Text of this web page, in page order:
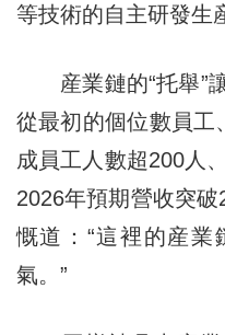
等技術的自主研發生
産業鏈的“托舉”讓
從最初的個位數員工
成員工人數超200人
2026年預期營收突
慨道：“這裡的産業
氣。”